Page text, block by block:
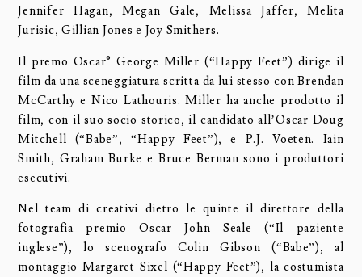
Jennifer Hagan, Megan Gale, Melissa Jaffer, Melita
Jurisic, Gillian Jones e Joy Smithers.
Il premo Oscar® George Miller (“Happy Feet”) dirige il
film da una sceneggiatura scritta da lui stesso con Brendan
McCarthy e Nico Lathouris. Miller ha anche prodotto il
film, con il suo socio storico, il candidato all’Oscar Doug
Mitchell (“Babe”, “Happy Feet”), e P.J. Voeten. Iain
Smith, Graham Burke e Bruce Berman sono i produttori
esecutivi.
Nel team di creativi dietro le quinte il direttore della
fotografia premio Oscar John Seale (“Il paziente
inglese”), lo scenografo Colin Gibson (“Babe”), al
montaggio Margaret Sixel (“Happy Feet”), la costumista